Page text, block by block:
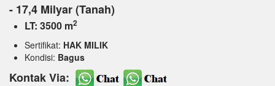
- 17,4 Milyar (Tanah)
LT: 3500 m2
Sertifikat: HAK MILIK
Kondisi: Bagus
Kontak Via: